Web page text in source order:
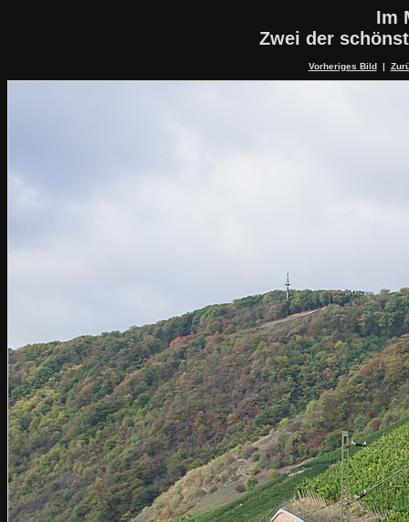
Im
Zwei der
Vorheriges Bild